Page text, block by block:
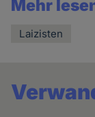
Mehr
Laizisten